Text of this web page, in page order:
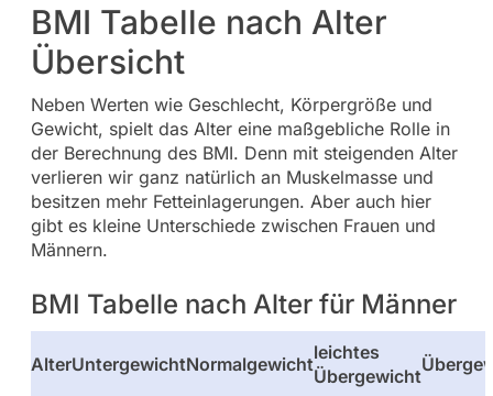
BMI Tabelle nach Alter
Übersicht
Neben Werten wie Geschlecht, Körpergröße und
Gewicht, spielt das Alter eine maßgebliche Rolle in
der Berechnung des BMI. Denn mit steigenden Alter
verlieren wir ganz natürlich an Muskelmasse und
besitzen mehr Fetteinlagerungen. Aber auch hier
gibt es kleine Unterschiede zwischen Frauen und
Männern.
BMI Tabelle nach Alter für Männer
AlterUntergewichtNormalgewicht
leichtes
Übergewicht